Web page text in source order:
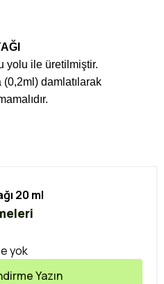
yolu ile üretilmiştir.
damlatılarak
20 ml
yok
Yazın